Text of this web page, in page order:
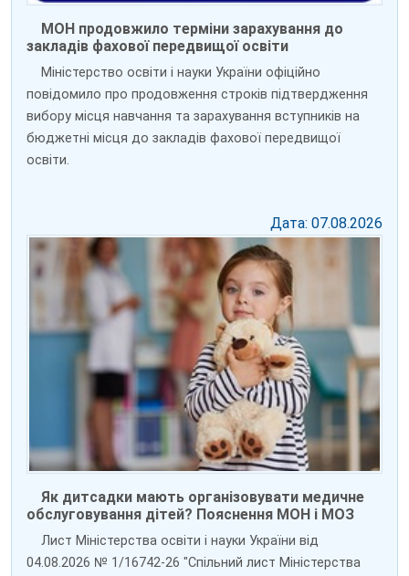
МОН продовжило терміни зарахування до
закладів фахової передвищої освіти
Міністерство освіти і науки України офіційно
повідомило про продовження строків підтвердження
вибору місця навчання та зарахування вступників на
бюджетні місця до закладів фахової передвищої
освіти.
Дата: 07.08.2026
Як дитсадки мають організовувати медичне
обслуговування дітей? Пояснення МОН і МОЗ
Лист Міністерства освіти і науки України від
04.08.2026 № 1/16742-26 "Спільний лист Міністерства